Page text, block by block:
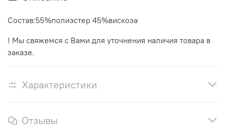
Состав:55%полиэстер 45%вискоза
! Мы свяжемся с Вами для уточнения наличия товара в
заказе.
Характеристики
Отзывы